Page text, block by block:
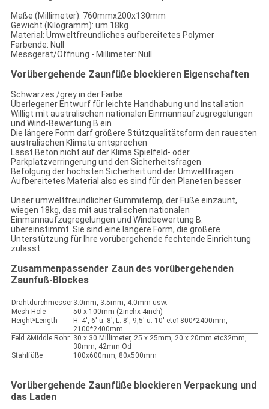
Maße (Millimeter): 760mmx200x130mm
Gewicht (Kilogramm): um 18kg
Material: Umweltfreundliches aufbereitetes Polymer
Farbende: Null
Messgerät/Öffnung - Millimeter: Null
Vorübergehende Zaunfüße blockierenEigenschaften
Schwarzes /grey in der Farbe
Überlegener Entwurf für leichte Handhabung und Installation
Willigt mit australischen nationalen Einmannaufzugregelungen
und Wind-Bewertung B ein
Die längere Form darf größere Stützqualitätsform den rauesten
australischen Klimata entsprechen
Lässt Beton nicht auf der Klima Spielfeld- oder
Parkplatzverringerung und den Sicherheitsfragen
Befolgung der höchsten Sicherheit und der Umweltfragen
Aufbereitetes Material also es sind für den Planeten besser
Unser umweltfreundlicher Gummitemp, der Füße einzäunt,
wiegen 18kg, das mit australischen nationalen
Einmannaufzugregelungen und Windbewertung B.
übereinstimmt. Sie sind eine längere Form, die größere
Unterstützung für Ihre vorübergehende fechtende Einrichtung
zulässt.
Zusammenpassender Zaun des vorübergehenden
Zaunfuß- Blockes
Drahtdurchmesser3.0mm, 3.5mm, 4.0mm usw.
Mesh Hole
50 x 100mm (2inchx 4inch)
Height*Length
H: 4', 6' u. 8'; L: 8', 9,5' u. 10' etc1800*2400mm,
2100*2400mm
Feld &Middle Rohr 30 x 30 Millimeter, 25 x 25mm, 20 x 20mm etc32mm,
38mm, 42mm Od
Stahlfüße
100x600mm, 80x500mm
Vorübergehende Zaunfüße blockieren Verpackung und
das Laden